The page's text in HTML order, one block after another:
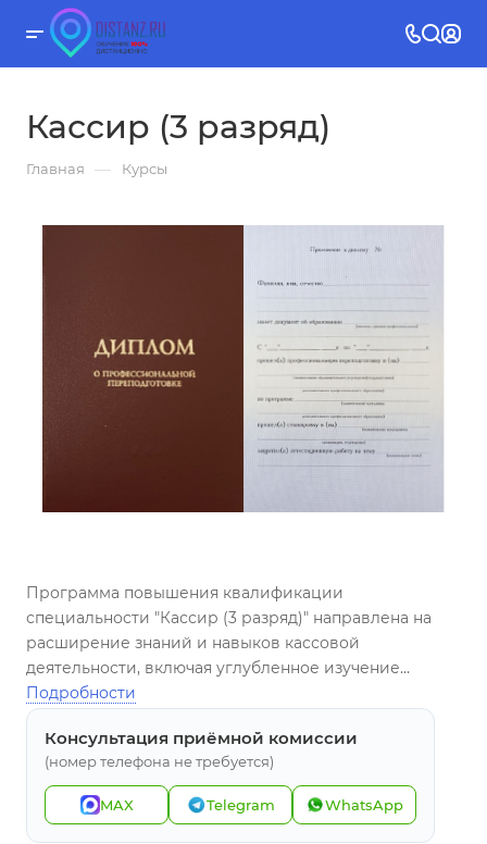
Кассир (3 разряд)
Главная — Курсы
Программа повышения квалификации
специальности "Кассир (3 разряд)" направлена на
расширение знаний и навыков кассовой
деятельности, включая углубленное изучение
операций по приему и выдаче денежных средств,
обработке финансовых операций, а также
ознакомление с современными технологиями в
области финансового обслуживания.
Подробности
Консультация приёмной комиссии
(номер телефона не требуется)
MAX Telegram WhatsApp